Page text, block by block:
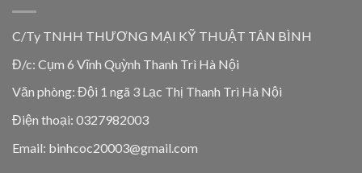
C/Ty TNHH THƯƠNG MẠI KỸ THUẬT TÂN BÌNH
Đ/c: Cụm 6 Vĩnh Quỳnh Thanh Trì Hà Nội
Văn phòng: Đội 1 ngã 3 Lạc Thị Thanh Trì Hà Nội
Điện thoại: 0327982003
Email: binhcoc20003@gmail.com